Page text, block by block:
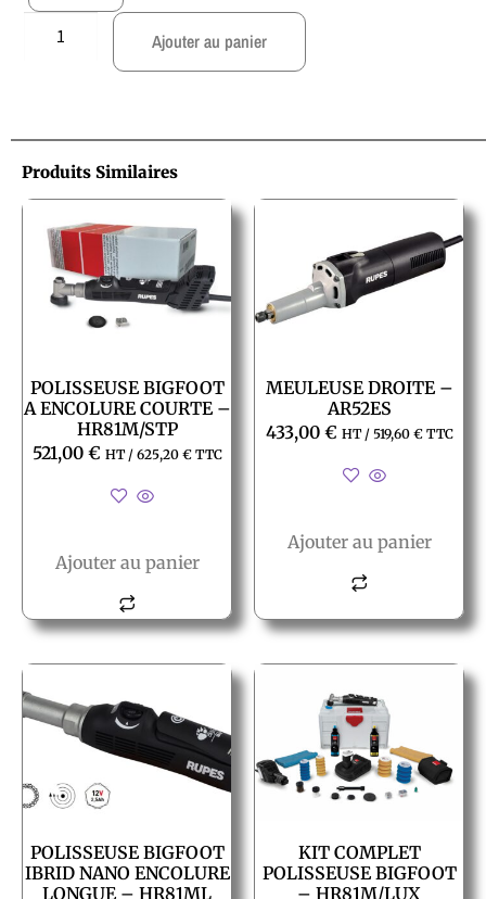
Ajouter au panier
Produits Similaires
POLISSEUSE BIGFOOT
A ENCOLURE COURTE –
HR81M/STP
521,00 € HT / 625,20 €TTC
Ajouter au panier
MEULEUSE DROITE –
AR52ES
433,00 € HT / 519,60 €TTC
Ajouter au panier
POLISSEUSE BIGFOOT
IBRID NANO ENCOLURE
LONGUE – HR81ML
KIT COMPLET
POLISSEUSE BIGFOOT
– HR81M/LUX